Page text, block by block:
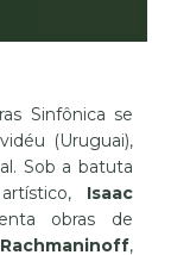
Sinfônica se
(Uruguai),
Sob a batuta
Isaac
obras de
,